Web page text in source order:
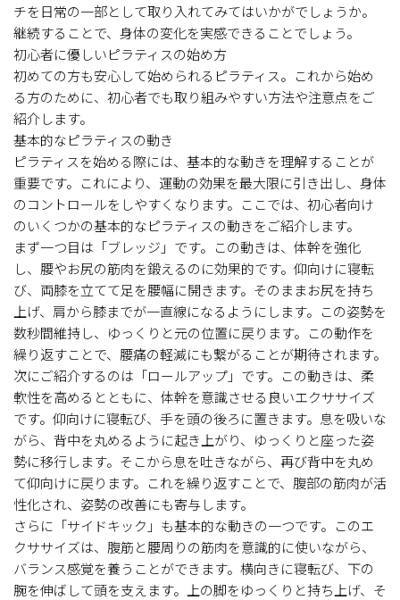
チを日常の一部として取り入れてみてはいかがでしょうか。
継続することで、身体の変化を実感できることでしょう。
初心者に優しいピラティスの始め方
初めての方も安心して始められるピラティス。これから始め
る方のために、初心者でも取り組みやすい方法や注意点をご
紹介します。
基本的なピラティスの動き
ピラティスを始める際には、基本的な動きを理解することが
重要です。これにより、運動の効果を最大限に引き出し、身体
のコントロールをしやすくなります。ここでは、初心者向け
のいくつかの基本的なピラティスの動きをご紹介します。
まず一つ目は「ブレッジ」です。この動きは、体幹を強化
し、腰やお尻の筋肉を鍛えるのに効果的です。仰向けに寝転
び、両膝を立てて足を腰幅に開きます。そのままお尻を持ち
上げ、肩から膝までが一直線になるようにします。この姿勢を
数秒間維持し、ゆっくりと元の位置に戻ります。この動作を
繰り返すことで、腰痛の軽減にも繋がることが期待されます。
次にご紹介するのは「ロールアップ」です。この動きは、柔
軟性を高めるとともに、体幹を意識させる良いエクササイズ
です。仰向けに寝転び、手を頭の後ろに置きます。息を吸いな
がら、背中を丸めるように起き上がり、ゆっくりと座った姿
勢に移行します。そこから息を吐きながら、再び背中を丸め
て仰向けに戻ります。これを繰り返すことで、腹部の筋肉が活
性化され、姿勢の改善にも寄与します。
さらに「サイドキック」も基本的な動きの一つです。このエ
クササイズは、腹筋と腰周りの筋肉を意識的に使いながら、
バランス感覚を養うことができます。横向きに寝転び、下の
腕を伸ばして頭を支えます。上の脚をゆっくりと持ち上げ、そ